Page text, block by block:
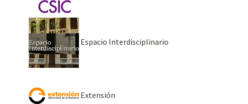
Espacio Interdisciplinario
Extensión